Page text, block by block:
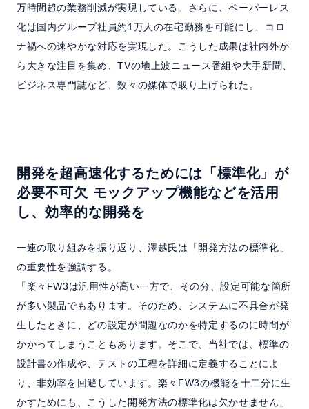
万時間超の業務削減が実現している。さらに、ペーパーレス
化は国内グループ社員約1万人の在宅勤務を可能にし、コロ
ナ禍への速やかな対応を実現した。こうした成果は社内外か
ら大きな注目を集め、TVの地上波ニュース番組や大手新聞、
ビジネス専門誌など、数々の媒体で取り上げられた。
開発を超高速化するためには「標準化」が
必要不可欠 モックアップ機能などを活用
し、効率的な開発を
一連の取り組みを振り返り、澤越氏は「開発方法の標準化」
の重要性を強調する。
「楽々FW3は汎用性が高い一方で、その分、設定可能な箇所
が多い製品でもあります。そのため、システムに不具合が発
生したときに、どの設定が問題なのかを特定するのに時間が
かかってしまうこともあります。そこで、当社では、標準の
設計書の作成や、テストの工程を詳細に定義することによ
り、非効率を回避しています。楽々FW3の機能を十二分に生
かすためにも、こうした開発方法の標準化は欠かせません」